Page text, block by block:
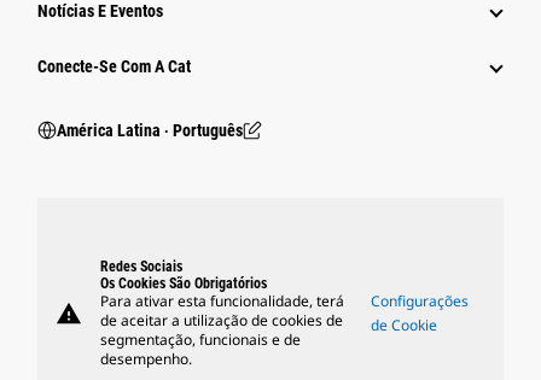
Notícias E Eventos
Conecte-Se Com A Cat
América Latina ‧ Português
warning
Redes Sociais
Os Cookies São Obrigatórios
Para ativar esta funcionalidade, terá
de aceitar a utilização de cookies de
segmentação, funcionais e de
desempenho.
Configurações
de Cookie